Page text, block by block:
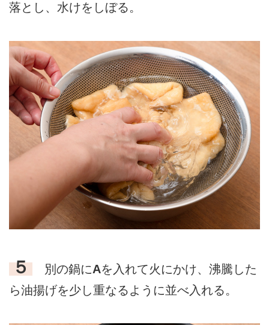
落とし、水けをしぼる。
５ 別の鍋にAを入れて火にかけ、沸騰した
ら油揚げを少し重なるように並べ入れる。